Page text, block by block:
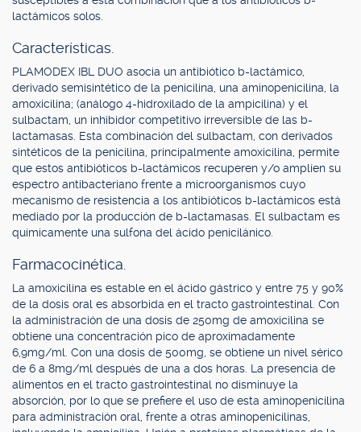
lactámicos solos.
Características.
PLAMODEX IBL DUO asocia un antibiótico b-lactámico,
derivado semisintético de la penicilina, una aminopenicilina, la
amoxicilina; (análogo 4-hidroxilado de la ampicilina) y el
sulbactam, un inhibidor competitivo irreversible de las b-
lactamasas. Esta combinación del sulbactam, con derivados
sintéticos de la penicilina, principalmente amoxicilina, permite
que estos antibióticos b-lactámicos recuperen y/o amplíen su
espectro antibacteriano frente a microorganismos cuyo
mecanismo de resistencia a los antibióticos b-lactámicos está
mediado por la producción de b-lactamasas. El sulbactam es
químicamente una sulfona del ácido penicilánico.
Farmacocinética.
La amoxicilina es estable en el ácido gástrico y entre 75 y 90%
de la dosis oral es absorbida en el tracto gastrointestinal. Con
la administración de una dosis de 250mg de amoxicilina se
obtiene una concentración pico de aproximadamente
6,9mg/ml. Con una dosis de 500mg, se obtiene un nivel sérico
de 6 a 8mg/ml después de una a dos horas. La presencia de
alimentos en el tracto gastrointestinal no disminuye la
absorción, por lo que se prefiere el uso de esta aminopenicilina
para administración oral, frente a otras aminopenicilinas,